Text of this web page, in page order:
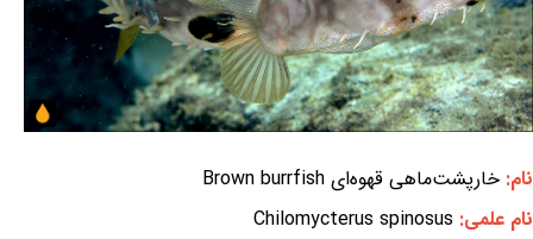
نام: خارپشت‌ماهی قهوه‌ای Brown burrfish
نام علمی: Chilomycterus spinosus